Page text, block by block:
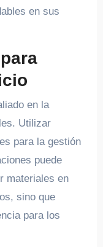
en sus
en la
Utilizar
para la gestión
puede
materiales en
sino que
para los